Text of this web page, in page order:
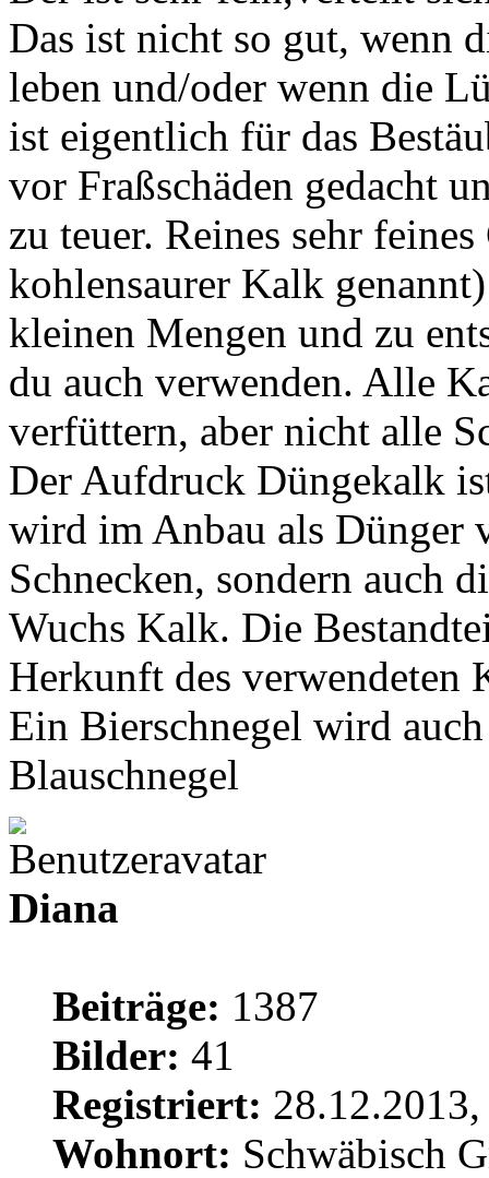
Das ist nicht so gut, wenn
leben und/oder wenn die
ist eigentlich für das
vor Fraßschäden gedacht
zu teuer. Reines sehr
kohlensaurer Kalk
kleinen Mengen und zu
du auch verwenden. Alle
verfüttern, aber nicht alle
Der Aufdruck Düngekalk
wird im Anbau als Dünger
Schnecken, sondern auch
Wuchs Kalk. Die
Herkunft des verwendeten
Ein Bierschnegel wird
Blauschnegel
Diana
Beiträge: 1387
Bilder: 41
Registriert:
Wohnort: Schwäbisch